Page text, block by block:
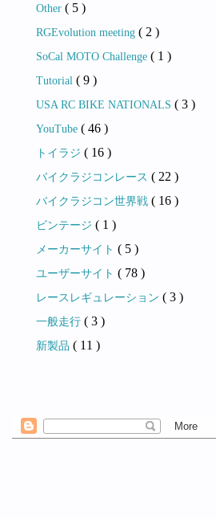
Other ( 5 )
RGEvolution meeting ( 2 )
SoCal MOTO Challenge ( 1 )
Tutorial ( 9 )
USA RC BIKE NATIONALS ( 3 )
YouTube ( 46 )
トイラジ ( 16 )
バイクラジコンレース ( 22 )
バイクラジコン世界戦 ( 16 )
ビンテージ ( 1 )
メーカーサイト ( 5 )
ユーザーサイト ( 78 )
レースレギュレーション ( 3 )
一般走行 ( 3 )
新製品 ( 11 )